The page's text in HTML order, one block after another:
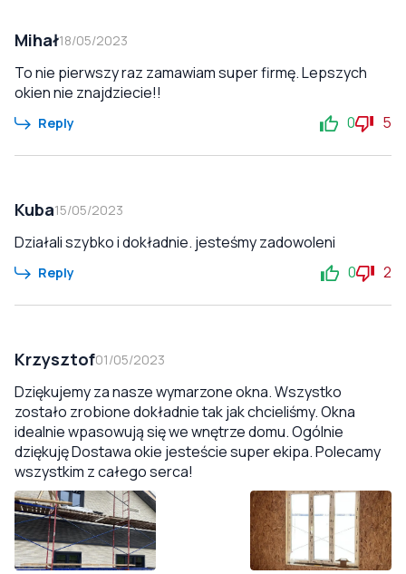
Mihał18/05/2023
To nie pierwszy raz zamawiam super firmę. Lepszych
okien nie znajdziecie!!
Reply 0 5
Kuba15/05/2023
Działali szybko i dokładnie. jesteśmy zadowoleni
Reply 0 2
Krzysztof01/05/2023
Dziękujemy za nasze wymarzone okna. Wszystko
zostało zrobione dokładnie tak jak chcieliśmy. Okna
idealnie wpasowują się we wnętrze domu. Ogólnie
dziękuję Dostawa okie jesteście super ekipa. Polecamy
wszystkim z całego serca!